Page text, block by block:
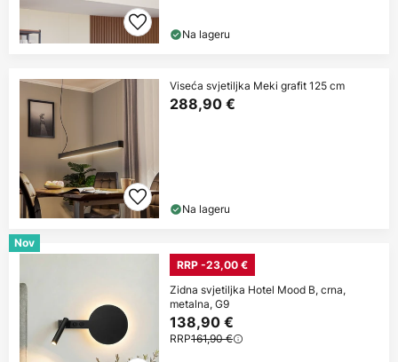
Na lageru
Viseća svjetiljka Meki grafit 125 cm
288,90 €
Na lageru
Nov
RRP -23,00 €
Zidna svjetiljka Hotel Mood B, crna,
metalna, G9
138,90 €
RRP161,90 €